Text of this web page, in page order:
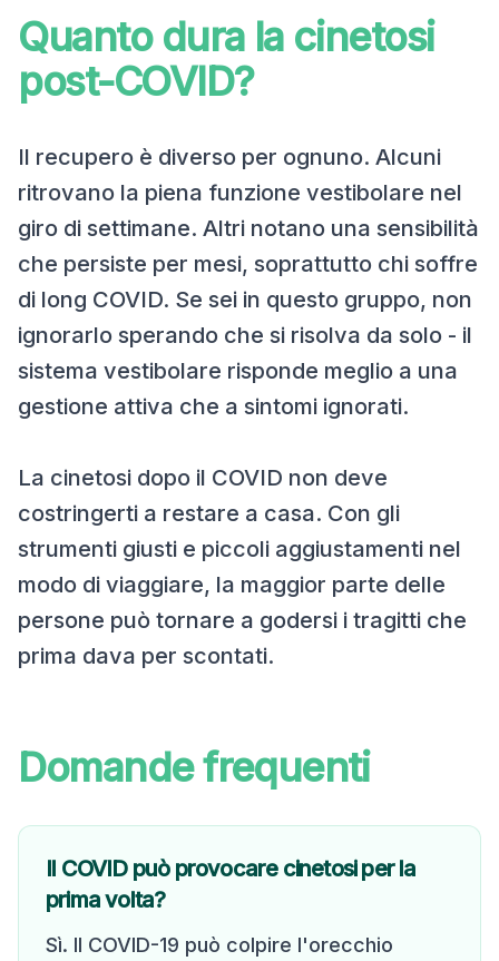
Quanto dura la cinetosi
post-COVID?
Il recupero è diverso per ognuno. Alcuni
ritrovano la piena funzione vestibolare nel
giro di settimane. Altri notano una sensibilità
che persiste per mesi, soprattutto chi soffre
di long COVID. Se sei in questo gruppo, non
ignorarlo sperando che si risolva da solo - il
sistema vestibolare risponde meglio a una
gestione attiva che a sintomi ignorati.
La cinetosi dopo il COVID non deve
costringerti a restare a casa. Con gli
strumenti giusti e piccoli aggiustamenti nel
modo di viaggiare, la maggior parte delle
persone può tornare a godersi i tragitti che
prima dava per scontati.
Domande frequenti
Il COVID può provocare cinetosi per la
prima volta?
Sì. Il COVID-19 può colpire l'orecchio